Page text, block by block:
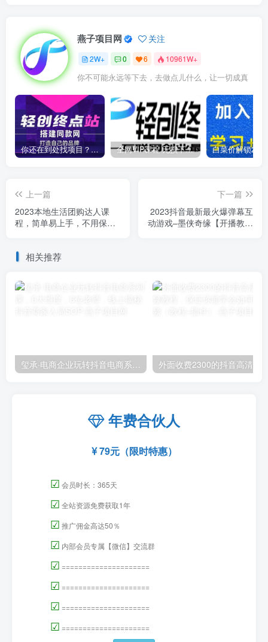
燕子项目网 关注
2W+ 0 6 10961W+
你不可能永远等下去，去做点儿什么，让一切成真
你还在到处找项目？还在当韭菜？我靠卖项目一个月收入5万+，曾经我也是个失败者。 全网VIP课程 无损下载~
上一篇
2023本地生活团购达人课
程，简单易上手，不用保证
下一篇
2023抖音最新最火爆弹幕互
动游戏–墨侠奇缘【开播教程
相关推荐
玺承·电商企业玩转抖音电商系列课，6大维度，6位老师，线上揭秘抖音商家入局SOP
年费合伙人
79元（限时特惠）
☑ 会员时长：365天
☑ 全站资源免费获取1年
☑ 推广佣金高达50％
☑ 内部会员专属【微信】交流群
☑ =====================
☑ =====================
☑ =====================
☑ =====================